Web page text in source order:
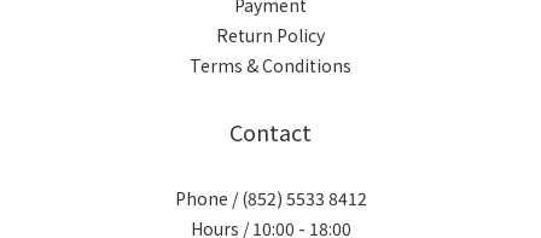
Return Policy
Terms & Conditions
Contact
Phone / (852) 5533 8412
Hours / 10:00 - 18:00